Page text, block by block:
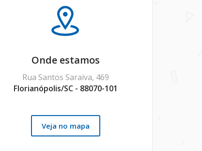
Onde estamos
Rua Santos Saraiva, 469
Florianópolis/SC - 88070-101
Veja no mapa